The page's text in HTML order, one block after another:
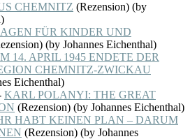
CHEMNITZ (Rezension) (by
FÜR KINDER UND
) (by Johannes Eichenthal)
14. APRIL 1945 ENDETE DER
CHEMNITZ-ZWICKAU
Eichenthal)
KARL POLANYI: THE GREAT
(Rezension) (by Johannes Eichenthal)
HABT KEINEN PLAN – DARUM
(Rezension) (by Johannes